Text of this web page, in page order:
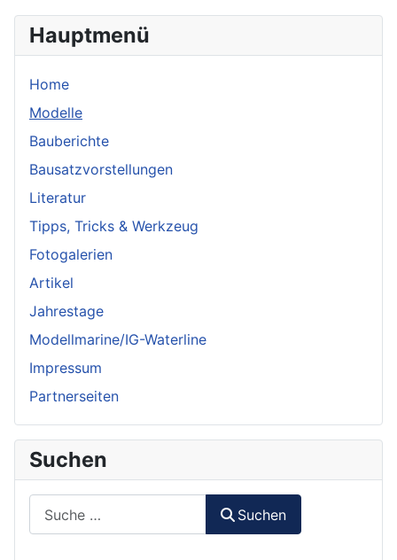
Hauptmenü
Home
Modelle
Bauberichte
Bausatzvorstellungen
Literatur
Tipps, Tricks & Werkzeug
Fotogalerien
Artikel
Jahrestage
Modellmarine/IG-Waterline
Impressum
Partnerseiten
Suchen
Suchen